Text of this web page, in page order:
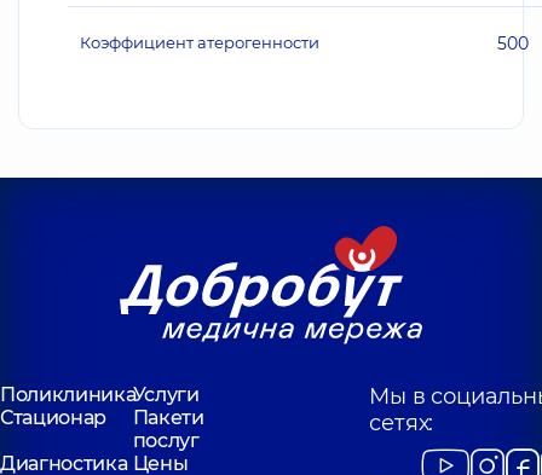
Коэффициент атерогенности 500
ПоликлиникаУслуги
Стационар
Пакети
послуг
Диагностика Цены
Мы в
сетях: